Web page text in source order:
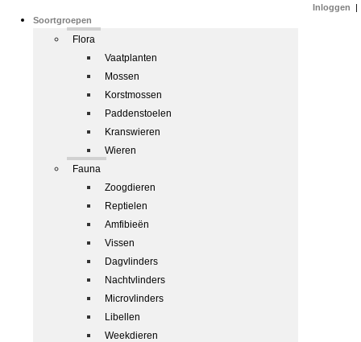
Soortgroepen
Flora
Vaatplanten
Mossen
Korstmossen
Paddenstoelen
Kranswieren
Wieren
Fauna
Zoogdieren
Reptielen
Amfibieën
Vissen
Dagvlinders
Nachtvlinders
Microvlinders
Libellen
Weekdieren
Inloggen |